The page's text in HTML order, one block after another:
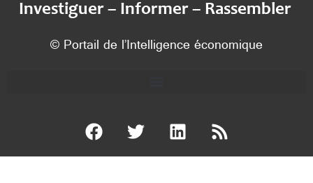
Investiguer – Informer – Rassembler
© Portail de l’Intelligence économique